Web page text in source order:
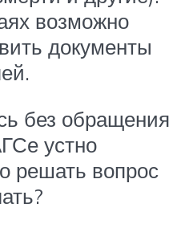
возможно
документы
без обращения
устно
решать вопрос